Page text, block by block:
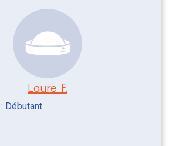
Laure F.
Débutant